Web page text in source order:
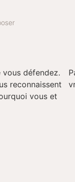
vous défendez.
reconnaissent
vous et